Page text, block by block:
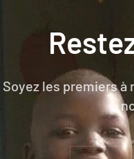
Soyez les premiers